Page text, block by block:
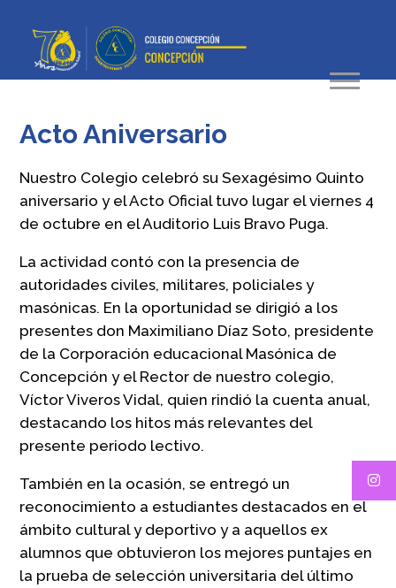
Acto Aniversario
Nuestro Colegio celebró su Sexagésimo Quinto
aniversario y el Acto Oficial tuvo lugar el viernes 4
de octubre en el Auditorio Luis Bravo Puga.
La actividad contó con la presencia de
autoridades civiles, militares, policiales y
masónicas. En la oportunidad se dirigió a los
presentes don Maximiliano Díaz Soto, presidente
de la Corporación educacional Masónica de
Concepción y el Rector de nuestro colegio,
Víctor Viveros Vidal, quien rindió la cuenta anual,
destacando los hitos más relevantes del
presente periodo lectivo.
También en la ocasión, se entregó un
reconocimiento a estudiantes destacados en el
ámbito cultural y deportivo y a aquellos ex
alumnos que obtuvieron los mejores puntajes en
la prueba de selección universitaria del último